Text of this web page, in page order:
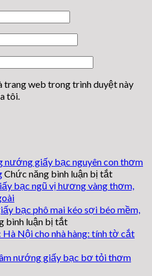
trang web trong trình duyệt này
tôi.
nướng giấy bạc nguyên con thơm
Chức năng bình luận bị tắtở
Cách
cá
tượng
giấy
bạc ngũ vị hương vàng thơm,
bạc phô mai kéo sợi béo mềm,
bình luận bị tắtở
Cách
bò
Nội cho nhà hàng: tính tờ cắt
nướng giấy bạc bơ tỏi thơm